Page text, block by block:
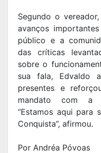
Segundo o
avanços
público e a
das críticas
sobre o
sua fala, Edvaldo
presentes e
mandato com a
“Estamos aqui para
Conquista”, afirmou.
Por Andréa Póvoas